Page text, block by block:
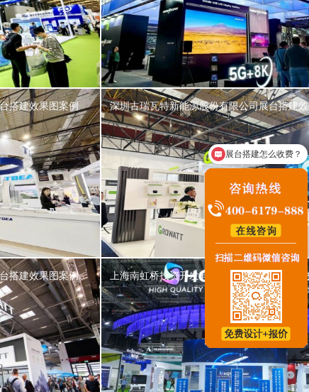
搭建效果图案例 深圳古瑞瓦特新能源股份有限公司展台搭建
搭建效果图案例 上海南虹桥投资开发有限公司展台搭建效果
咨询展台搭建业务